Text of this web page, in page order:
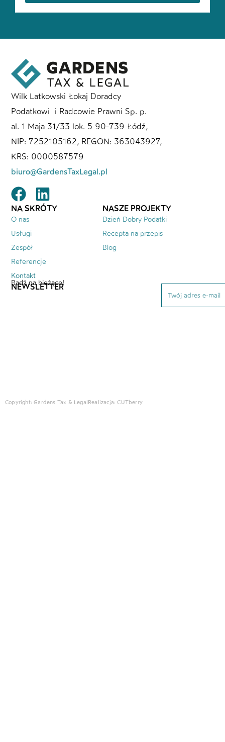
Wilk Latkowski Łokaj Doradcy
Podatkowi i Radcowie Prawni Sp. p.
al. 1 Maja 31/33 lok. 5 90-739 Łódź,
NIP: 7252105162, REGON: 363043927,
KRS: 0000587579
biuro@GardensTaxLegal.pl
NA SKRÓTY
O nas
Usługi
Zespół
Referencje
Kontakt
NASZE PROJEKTY
Dzień Dobry Podatki
Recepta na przepis
Blog
NEWSLETTER
Bądź na bieżąco!
Copyright: Gardens Tax & LegalRealizacja:CUTberry